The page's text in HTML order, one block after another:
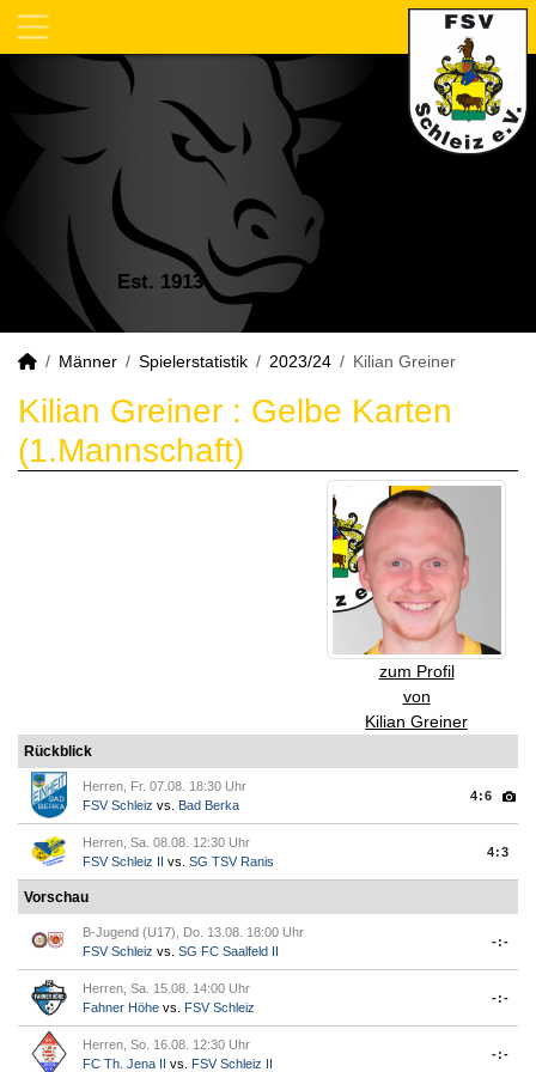
Est. 1913
Männer Spielerstatistik 2023/24 Kilian Greiner
Kilian Greiner : Gelbe Karten
(1.Mannschaft)
zum Profil
von
Kilian Greiner
Rückblick
Herren, Fr. 07.08. 18:30 Uhr
FSV Schleiz vs. Bad Berka
4:6
Herren, Sa. 08.08. 12:30 Uhr
FSV Schleiz II vs. SG TSV Ranis
4:3
Vorschau
B-Jugend (U17), Do. 13.08. 18:00 Uhr
FSV Schleiz vs. SG FC Saalfeld II
-:-
Herren, Sa. 15.08. 14:00 Uhr
Fahner Höhe vs. FSV Schleiz
-:-
Herren, So. 16.08. 12:30 Uhr
FC Th. Jena II vs. FSV Schleiz II
-:-